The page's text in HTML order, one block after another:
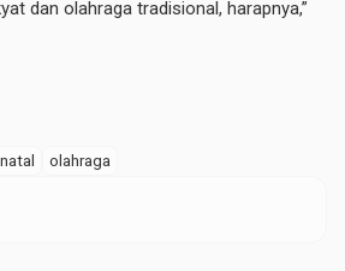
dan olahraga tradisional, harapnya,”
olahraga